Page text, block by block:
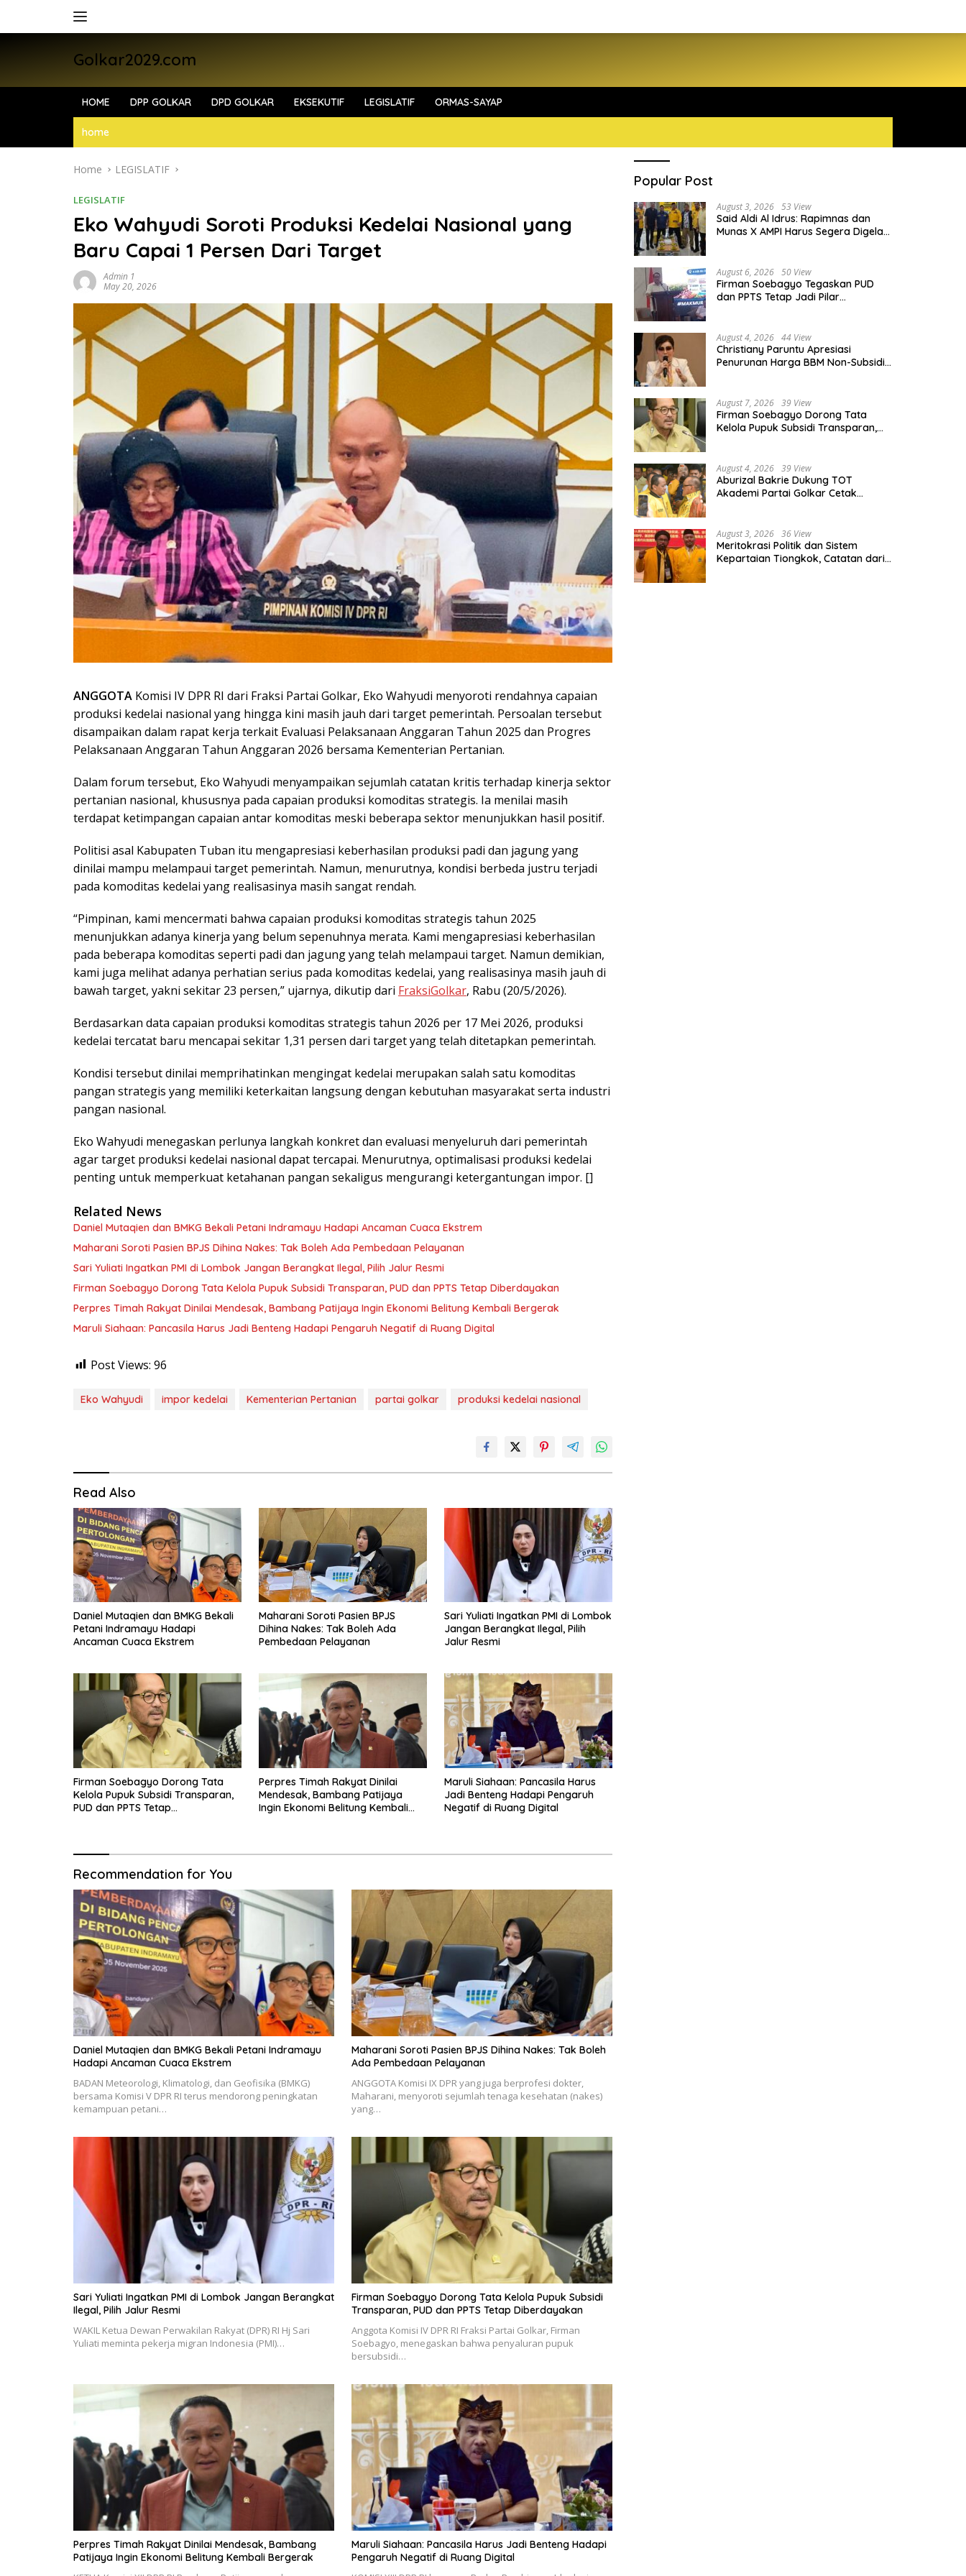
Golkar2029.com
HOME DPP GOLKAR DPD GOLKAR EKSEKUTIF LEGISLATIF ORMAS-SAYAP
home
Home LEGISLATIF
LEGISLATIF
Eko Wahyudi Soroti Produksi Kedelai Nasional yang
Baru Capai 1 Persen Dari Target
Admin 1
May 20, 2026
ANGGOTA Komisi IV DPR RI dari Fraksi Partai Golkar, Eko Wahyudi menyoroti rendahnya capaian
produksi kedelai nasional yang hingga kini masih jauh dari target pemerintah. Persoalan tersebut
disampaikan dalam rapat kerja terkait Evaluasi Pelaksanaan Anggaran Tahun 2025 dan Progres
Pelaksanaan Anggaran Tahun Anggaran 2026 bersama Kementerian Pertanian.
Dalam forum tersebut, Eko Wahyudi menyampaikan sejumlah catatan kritis terhadap kinerja sektor
pertanian nasional, khususnya pada capaian produksi komoditas strategis. Ia menilai masih
terdapat ketimpangan capaian antar komoditas meski beberapa sektor menunjukkan hasil positif.
Politisi asal Kabupaten Tuban itu mengapresiasi keberhasilan produksi padi dan jagung yang
dinilai mampu melampaui target pemerintah. Namun, menurutnya, kondisi berbeda justru terjadi
pada komoditas kedelai yang realisasinya masih sangat rendah.
“Pimpinan, kami mencermati bahwa capaian produksi komoditas strategis tahun 2025
menunjukkan adanya kinerja yang belum sepenuhnya merata. Kami mengapresiasi keberhasilan
pada beberapa komoditas seperti padi dan jagung yang telah melampaui target. Namun demikian,
kami juga melihat adanya perhatian serius pada komoditas kedelai, yang realisasinya masih jauh di
bawah target, yakni sekitar 23 persen,” ujarnya, dikutip dari FraksiGolkar, Rabu (20/5/2026).
Berdasarkan data capaian produksi komoditas strategis tahun 2026 per 17 Mei 2026, produksi
kedelai tercatat baru mencapai sekitar 1,31 persen dari target yang telah ditetapkan pemerintah.
Kondisi tersebut dinilai memprihatinkan mengingat kedelai merupakan salah satu komoditas
pangan strategis yang memiliki keterkaitan langsung dengan kebutuhan masyarakat serta industri
pangan nasional.
Eko Wahyudi menegaskan perlunya langkah konkret dan evaluasi menyeluruh dari pemerintah
agar target produksi kedelai nasional dapat tercapai. Menurutnya, optimalisasi produksi kedelai
penting untuk memperkuat ketahanan pangan sekaligus mengurangi ketergantungan impor. []
Related News
Daniel Mutaqien dan BMKG Bekali Petani Indramayu Hadapi Ancaman Cuaca Ekstrem
Maharani Soroti Pasien BPJS Dihina Nakes: Tak Boleh Ada Pembedaan Pelayanan
Sari Yuliati Ingatkan PMI di Lombok Jangan Berangkat Ilegal, Pilih Jalur Resmi
Firman Soebagyo Dorong Tata Kelola Pupuk Subsidi Transparan, PUD dan PPTS Tetap Diberdayakan
Perpres Timah Rakyat Dinilai Mendesak, Bambang Patijaya Ingin Ekonomi Belitung Kembali Bergerak
Maruli Siahaan: Pancasila Harus Jadi Benteng Hadapi Pengaruh Negatif di Ruang Digital
Post Views: 96
Eko Wahyudi impor kedelai Kementerian Pertanian partai golkar produksi kedelai nasional
Read Also
Daniel Mutaqien dan BMKG Bekali
Petani Indramayu Hadapi
Ancaman Cuaca Ekstrem
Maharani Soroti Pasien BPJS
Dihina Nakes: Tak Boleh Ada
Pembedaan Pelayanan
Sari Yuliati Ingatkan PMI di Lombok
Jangan Berangkat Ilegal, Pilih
Jalur Resmi
Firman Soebagyo Dorong Tata
Kelola Pupuk Subsidi Transparan,
PUD dan PPTS Tetap
Perpres Timah Rakyat Dinilai
Mendesak, Bambang Patijaya
Ingin Ekonomi Belitung Kembali
Maruli Siahaan: Pancasila Harus
Jadi Benteng Hadapi Pengaruh
Negatif di Ruang Digital
Recommendation for You
Daniel Mutaqien dan BMKG Bekali Petani Indramayu
Hadapi Ancaman Cuaca Ekstrem
BADAN Meteorologi, Klimatologi, dan Geofisika (BMKG)
bersama Komisi V DPR RI terus mendorong peningkatan
kemampuan petani…
Maharani Soroti Pasien BPJS Dihina Nakes: Tak Boleh
Ada Pembedaan Pelayanan
ANGGOTA Komisi IX DPR yang juga berprofesi dokter,
Maharani, menyoroti sejumlah tenaga kesehatan (nakes)
yang…
Sari Yuliati Ingatkan PMI di Lombok Jangan Berangkat
Ilegal, Pilih Jalur Resmi
WAKIL Ketua Dewan Perwakilan Rakyat (DPR) RI Hj Sari
Yuliati meminta pekerja migran Indonesia (PMI)…
Firman Soebagyo Dorong Tata Kelola Pupuk Subsidi
Transparan, PUD dan PPTS Tetap Diberdayakan
Anggota Komisi IV DPR RI Fraksi Partai Golkar, Firman
Soebagyo, menegaskan bahwa penyaluran pupuk
bersubsidi…
Perpres Timah Rakyat Dinilai Mendesak, Bambang
Patijaya Ingin Ekonomi Belitung Kembali Bergerak
Maruli Siahaan: Pancasila Harus Jadi Benteng Hadapi
Pengaruh Negatif di Ruang Digital
Popular Post
August 3, 2026 53 View
Said Aldi Al Idrus: Rapimnas dan
Munas X AMPI Harus Segera Digelar
August 6, 2026 50 View
Firman Soebagyo Tegaskan PUD
dan PPTS Tetap Jadi Pilar
August 4, 2026 44 View
Christiany Paruntu Apresiasi
Penurunan Harga BBM Non-Subsidi,
August 7, 2026 39 View
Firman Soebagyo Dorong Tata
Kelola Pupuk Subsidi Transparan,
August 4, 2026 39 View
Aburizal Bakrie Dukung TOT
Akademi Partai Golkar Cetak
August 3, 2026 36 View
Meritokrasi Politik dan Sistem
Kepartaian Tiongkok, Catatan dari